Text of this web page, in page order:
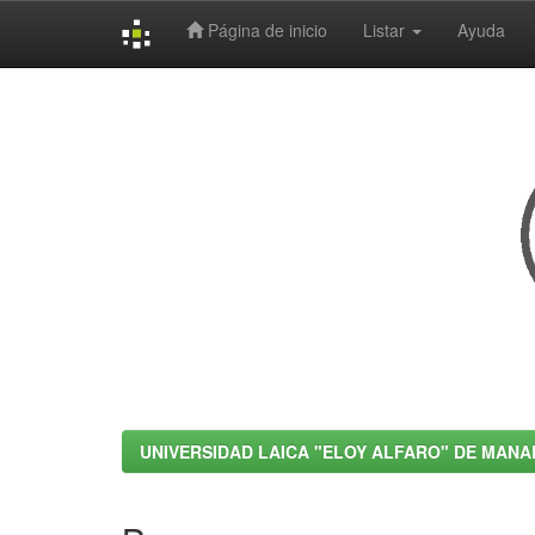
Página de inicio Listar Ayuda
UNIVERSIDAD LAICA "ELOY ALFARO" DE